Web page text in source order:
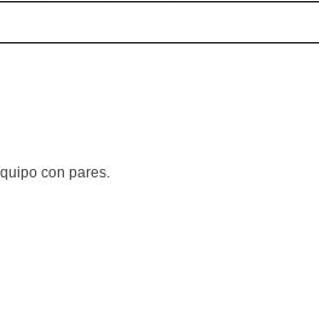
con pares.